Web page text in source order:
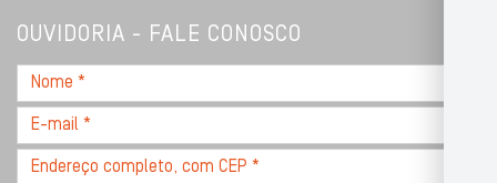
OUVIDORIA - FALE CONOSCO
Nome
*
E-
mail
Endereço